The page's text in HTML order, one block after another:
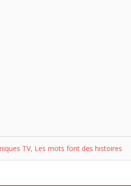
TV, Les mots font des histoires